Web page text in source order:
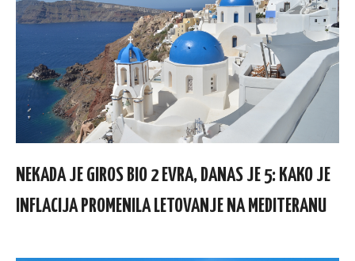
NEKADA JE GIROS BIO 2 EVRA, DANAS JE 5: KAKO JE
INFLACIJA PROMENILA LETOVANJE NA MEDITERANU